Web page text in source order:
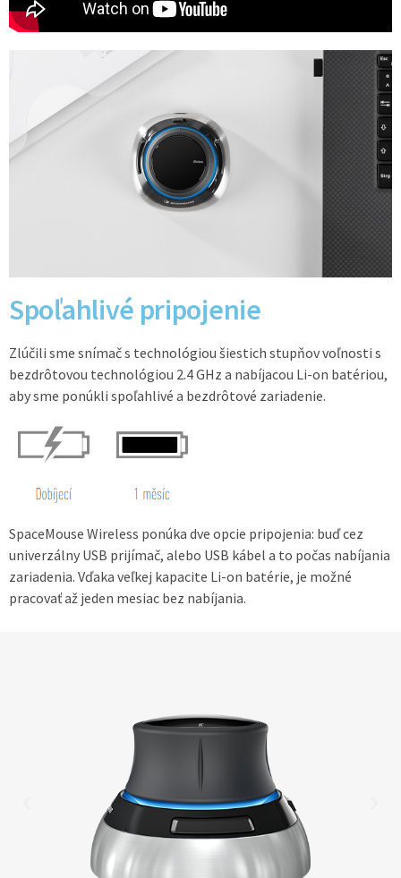
Spoľahlivé pripojenie
Zlúčili sme snímač s technológiou šiestich stupňov voľnosti s
bezdrôtovou technológiou 2.4 GHz a nabíjacou Li-on batériou,
aby sme ponúkli spoľahlivé a bezdrôtové zariadenie.
SpaceMouse Wireless ponúka dve opcie pripojenia: buď cez
univerzálny USB prijímač, alebo USB kábel a to počas nabíjania
zariadenia. Vďaka veľkej kapacite Li-on batérie, je možné
pracovať až jeden mesiac bez nabíjania.